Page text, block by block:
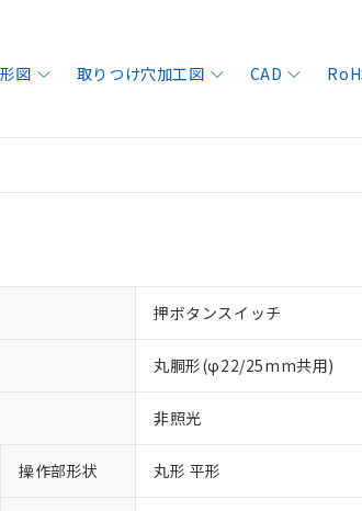
図 取りつけ穴加工図 CAD
押ボタンスイッチ
丸胴形(φ22/25mm共用)
非照光
操作部形状 丸形 平形